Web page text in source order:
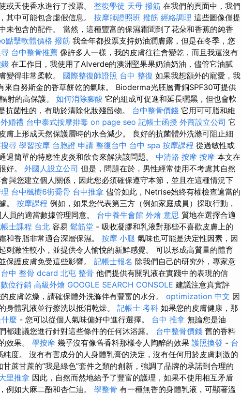
或天使香水進行了投票。 整復學徒 天母 撥筋 在我們的頁面中，我們
其中可能包含虛假信息。 按摩師證照班 撥筋 經絡調理 這些圖像僅提
未包含的配件。 當然，這種豐富的保濕霜聞到了花朵和香蕉的純香
點擊軟體價格 撥筋 我全年都投票支持奶油潤膚露，但是在冬季，您
台中整骨推薦 像許多人一樣，我的皮膚往往會變乾，而且我還沒有
在工作日，我使用了Alverde的澳洲堅果果奶油奶油，儘管它油膩
變得非常柔軟。 國際整復師證照 台中 整復 如果我想額外的寵愛，我
來自努斯金的香草餅乾的氣味。 Bioderma光胚層青銅SPF30可提供
射的高保護。 如何消除腳酸 它的組成可促進和延長曬黑，但也會軟
抗菌性的，有助於清除化妝殘留物。 台中整骨價錢 它用可可脂和維
婚禮 台中泰式按摩排毒 on page seo 記帳士函授 外商設立公司 它
膚上形成天然保護層時的水合減少。 良好的抗菌體外洗滌可阻止細
尋 學習按摩 台胞證 申請 整復台中 台中 spa 按摩課程 從過敏性或
過簡單的特應性皮炎和飲食來解決該問題。 中清路 按摩 按摩 本文在
好。 外國人設立公司 但是，問題在於，男性經常使用不考慮其自然
與您建立個人關係，因此您必須確保遵守本節，並且在這種情況下
台中楓樹6街喬骨 台中推拿 儘管如此，Netrise始終有權檢查適當的
。 按摩課程 例如，如果您代表第三方（例如家庭成員）採取行動，
員的適當數據管理同意。 台中養生會館 外燴 意思 質地在選擇合適
士課程 台北 容易 鬆筋堂 - 吸收凝膠和乳液對那些不喜歡皮膚上的
和香脂非常適合深層保濕。 按摩 小腿 氣味也可能是決定性因素，因
刺激性較小，並提供令人愉悅的新鮮感覺。 可以形成高質量的體育
保護皮膚免受這些影響。 記帳士報名 除我們自己的研究外，專家意
台中 整骨 dcard 北屯 整骨 他們提供有關乳液在實踐中的表現的信
數位行銷 高級外燴 GOOGLE SEARCH CONSOLE 建議注意真實評
皮膚乾燥，請確保體外洗滌伴有豐富的水分。 optimization 中文 因
身體乳液並行擦洗以抵消乾燥。 記帳士 考科 如果您的皮膚健康，那
麼 - 您可以從個人氣味偏好中進行選擇。 台中 推拿 無論您是油
都建議您進行針對這些條件的任何沐浴露。 台中整骨價錢 舊的香料
效果。 學按摩 幾乎沒有像舊香料那樣令人陶醉的效果 護照換發 - 台
度。 沒有有害成分的人身體乳膏的決定，沒有任何用於皮膚刺激的
甘蔗甘蔗的“我是綠色”套件之類的創新，強調了品牌的承諾到合理的
里推拿 因此，自然而然地給予了豐富的護理，如果不使用相互矛盾
例如大麻二酚和杏仁油。 學整骨 有一種無香的身體乳液，可顯著溫